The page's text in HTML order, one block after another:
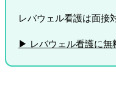
レバウェル看護は面接
▶ レバウェル看護に無